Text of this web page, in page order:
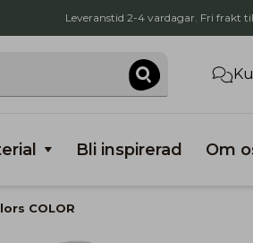
Leveranstid 2-4 vardagar. Fri frakt
Bli inspirerad Om
COLOR